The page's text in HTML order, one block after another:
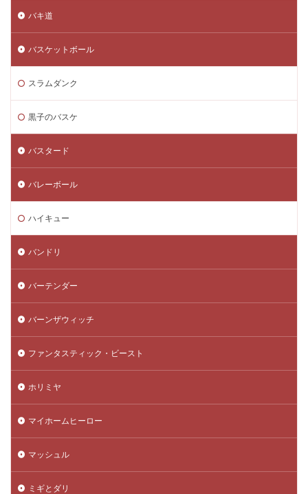
バキ道
バスケットボール
スラムダンク
黒子のバスケ
バスタード
バレーボール
ハイキュー
バンドリ
バーテンダー
バーンザウィッチ
ファンタスティック・ビースト
ホリミヤ
マイホームヒーロー
マッシュル
ミギとダリ